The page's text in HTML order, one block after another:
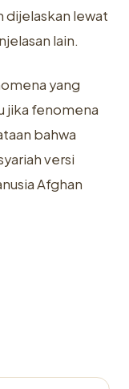
dijelaskan lewat
lain.
yang
jika fenomena
bahwa
versi
Afghan